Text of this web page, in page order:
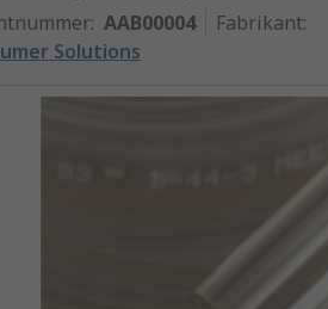
: AAB00004 Fabrikant:
Solutions